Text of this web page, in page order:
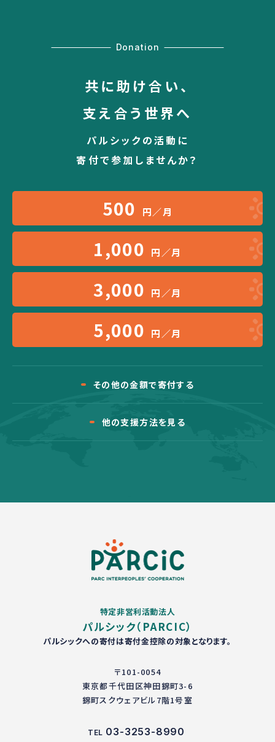
Donation
共に助け合い、
支え合う世界へ
パルシックの活動に
寄付で参加しませんか？
500 円／月
1,000 円／月
3,000 円／月
5,000 円／月
その他の金額で寄付する
他の支援方法を見る
特定非営利活動法人
パルシック（PARCIC）
パルシックへの寄付は寄付金控除の対象となります。
〒101-0054
東京都千代田区神田錦町3-6
錦町スクウェアビル7階1号室
TEL 03-3253-8990